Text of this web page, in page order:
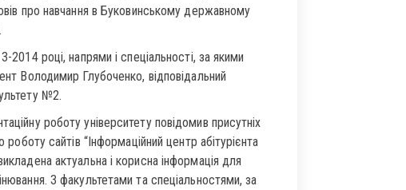
про навчання в Буковинському державному
році, напрями і спеціальності, за якими
Володимир Глубоченко, відповідальний
№2.
роботу університету повідомив присутніх
сайтів “Інформаційний центр абітурієнта
актуальна і корисна інформація для
З факультетами та спеціальностями, за